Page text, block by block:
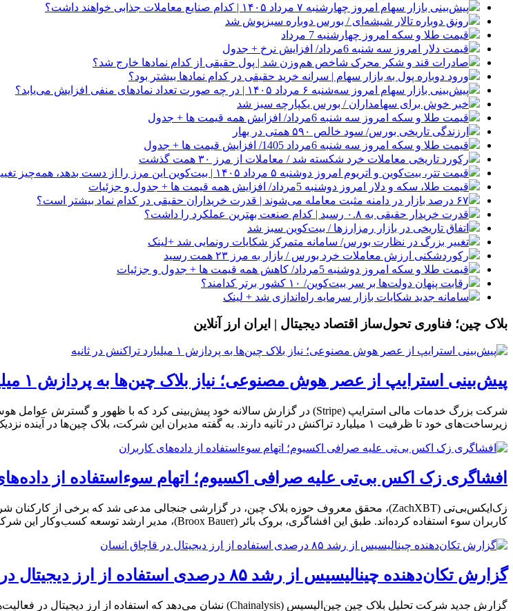
پیش‌بینی بازار سهام امروز چهارشنبه ۷ مرداد ۱۴۰۵ | کدام صنایع معاملات جذابی خواهند داشت؟
رونق دوباره تالار شیشه‌ای / بورس دوباره سبزپوش شد
قیمت طلا و سکه امروز چهارشنبه 7 مرداد
قیمت دلار امروز سه شنبه 6مرداد/ افزایش نرخ + جدول
صادرات قند و شکر محرک شاخص هم‌وزن شد | پول حقیقی از کدام نماد‌ها خارج شد؟
ورود دوباره پول به بازار سهام | سرانه خرید حقیقی در کدام نماد‌ها بیشتر بود؟
پیش‌بینی بازار سهام امروز سه‌شنبه ۶ مرداد ۱۴۰۵ | در چه صورت تعداد نماد‌های منفی افزایش می‌یابد؟
خبر خوش برای سهامداران / بورس یکپارچه سبز شد
قیمت طلا و سکه امروز سه شنبه 6مرداد/ افزایش همه قیمت ها + جدول
ارزندگی تاریخی بورس/ سود خالص ۵۹۰ همتی در بهار
قیمت طلا و سکه امروز سه شنبه 6مرداد 1405/ افزایش قیمت ها + جدول
رکورد تاریخی معاملات خرد شکسته شد / معاملات از مرز ۳۰ همت گذشت
قیمت تتر، بیت‌کوین و اتریوم امروز دوشنبه ۵ مرداد ۱۴۰۵ | بیت‌کوین این مرز را از دست بدهد، همه‌چیز تغییر می‌کند
قیمت طلا، سکه و دلار امروز دوشنبه 5مرداد/ افزایش همه قیمت ها + جدول و جزئیات
۶۷ درصد بازار در دامنه مثبت معامله می‌شوند | قدرت خریداران حقیقی در کدام نماد بیشتر است؟
قدرت خریدار حقیقی به ۰.۸ رسید | کدام صنعت بهترین عملکرد را داشت؟
اتفاق تاریخی در بازار رمزارزها / بیت‌کوین سبز شد
تغییر بزرگ در نظارت بورس/ سامانه متمرکز شکایات رونمایی شد +لینک
رکوردشکنی ارزش معاملات خرد بورس / بازار به مرز ۲۳ همت رسید
قیمت طلا و سکه امروز دوشنبه 5مرداد/ کاهش همه قیمت ها + جدول و جزئیات
رقابت پنهان دولت‌ها بر سر بیت‌کوین/ ۱۰ کشور برتر کدامند؟
سامانه جدید شکایات بازار سرمایه راه‌اندازی شد + لینک
بلاک چین؛ فناوری تحول‌ساز اقتصاد دیجیتال | ایران ارز آنلاین
پیش‌بینی استرایپ از عصر هوش مصنوعی؛ نیاز بلاک چین‌ها به پردازش ۱ میلیارد تراکنش در ثانیه
زیرساخت‌های خود تا ظرفیت ۱ میلیارد تراکنش در ثانیه دارند. به گفته مدیران این شرکت، بلاک چین‌ها در آینده نزدیک به بستر […]
افشاگری زک اکس بی‌تی علیه صرافی اکسیوم؛ اتهام سوءاستفاده از
کاربران سوء استفاده کرده‌اند. طبق این افشاگری، بروک بائر (Broox Bauer)، مدیر ارشد توسعه کسب‌وکار این شرکت، متهم است که با بهره‌برداری از کنترل‌های امنیتی ضعیف، […]
گزارش تکان‌دهنده چینالیسیس از رشد ۸۵ درصدی استفاده از ارز دیجیتال در قاچاق انسان